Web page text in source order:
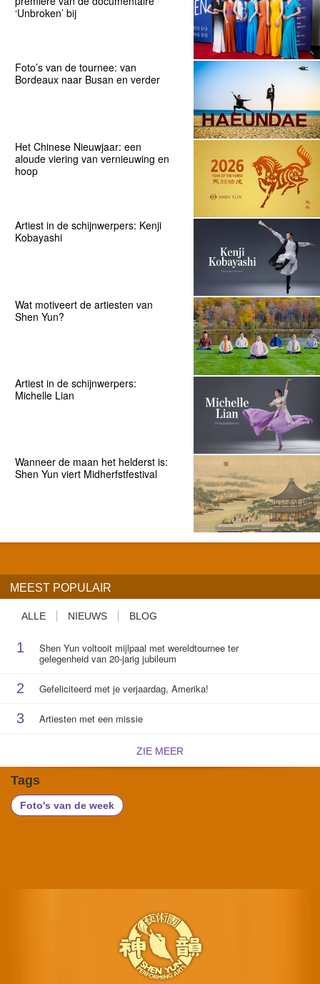
‘Unbroken’ bij
Foto’s van de tournee: van
Bordeaux naar Busan en verder
Het Chinese Nieuwjaar: een
aloude viering van vernieuwing en
hoop
Artiest in de schijnwerpers: Kenji
Kobayashi
Wat motiveert de artiesten van
Shen Yun?
Artiest in de schijnwerpers:
Michelle Lian
Wanneer de maan het helderst is:
Shen Yun viert Midherfstfestival
MEEST POPULAIR
ALLE NIEUWS BLOG
1 Shen Yun voltooit mijlpaal met wereldtournee ter
gelegenheid van 20-jarig jubileum
2 Gefeliciteerd met je verjaardag, Amerika!
3 Artiesten met een missie
ZIE MEER
Tags
Foto's van de week